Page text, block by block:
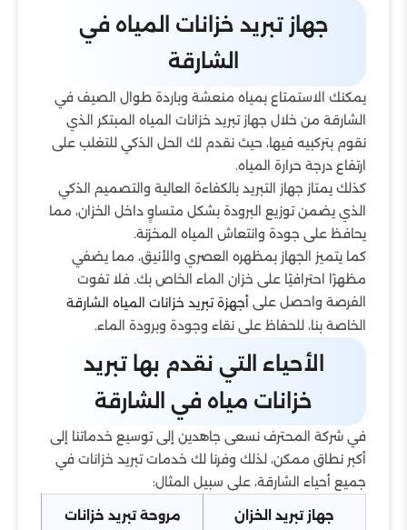
جهاز تبريد خزانات المياه في
الشارقة
يمكنك الاستمتاع بمياه منعشة وباردة طوال الصيف في
الشارقة من خلال جهاز تبريد خزانات المياه المبتكر الذي
نقوم بتركبيه فيها، حيث نقدم لك الحل الذكي للتغلب على
ارتفاع درجة حرارة المياه.
كذلك يمتاز جهاز التبريد بالكفاءة العالية والتصميم الذكي
الذي يضمن توزيع البرودة بشكل متساوٍ داخل الخزان، مما
يحافظ على جودة وانتعاش المياه المخزنة.
كما يتميز الجهاز بمظهره العصري والأنيق، مما يضفي
مظهرًا احترافيًا على خزان الماء الخاص بك. فلا تفوت
الفرصة واحصل على أجهزة تبريد خزانات المياه الشارقة
الخاصة بنا، للحفاظ على نقاء وجودة وبرودة الماء.
الأحياء التي نقدم بها تبريد
خزانات مياه في الشارقة
في شركة المحترف نسعى جاهدين إلى توسيع خدماتنا إلى
أكبر نطاق ممكن، لذلك وفرنا لك خدمات تبريد خزانات في
جميع أحياء الشارقة، على سبيل المثال:
جهاز تبريد الخزان
مروحة تبريد خزانات